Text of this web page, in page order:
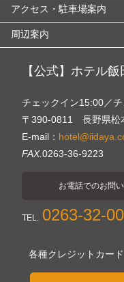
アクセス・駐車場案内
周辺案内
【公式】ホテル飯
チェックイン15:00／
〒390-0811 長野県松
E-mail：
FAX.0263-36-9223
お電話でのお問
TEL. 0263-32-
各種クレジットカー